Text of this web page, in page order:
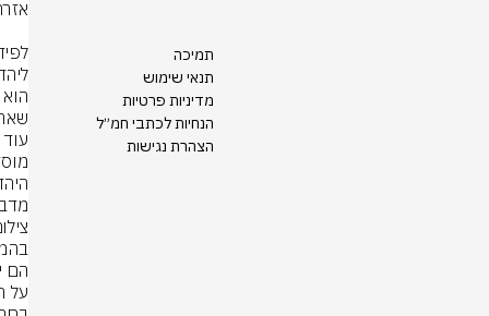
תמיכה
תנאי שימוש
מדיניות פרטיות
הנחיות לכתבי חמ״ל
הצהרת נגישות